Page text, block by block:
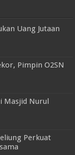
Uang Jutaan
Pimpin O2SN
Masjid Nurul
Perkuat